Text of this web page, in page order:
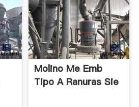
Molino Me Emb
Tipo A Ranuras Sie